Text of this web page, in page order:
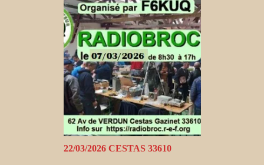
22/03/2026 CESTAS 33610